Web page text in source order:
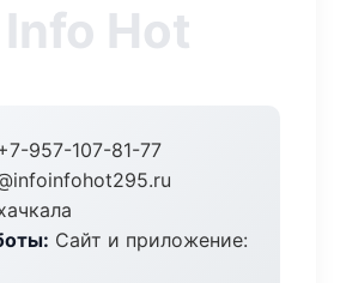
Hot
957-107-81-77
Сайт и приложение: